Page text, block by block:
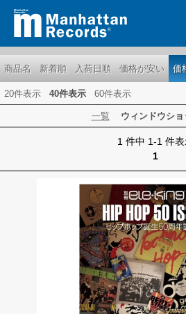
商品名 新着順 入荷日順 価格が安い 価
20件表示 40件表示 60件表示
一覧 ウィンドウシ
1 件中 1-1 件
1